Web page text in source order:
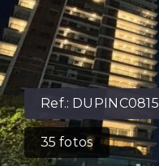
Ref.: DUPINC0815
35 fotos